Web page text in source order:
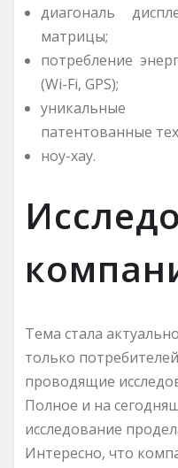
диагональ
матрицы;
потребление
(Wi-Fi, GPS);
уникальные
патентованные
ноу-хау.
Тема стала
только
проводящие
Полное и на
исследование
Интересно, что